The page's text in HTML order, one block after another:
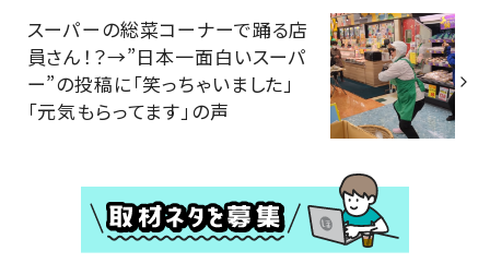
スーパーの総菜コーナーで踊る店
員さん！？→”日本一面白いスーパ
ー”の投稿に「笑っちゃいました」
「元気もらってます」の声